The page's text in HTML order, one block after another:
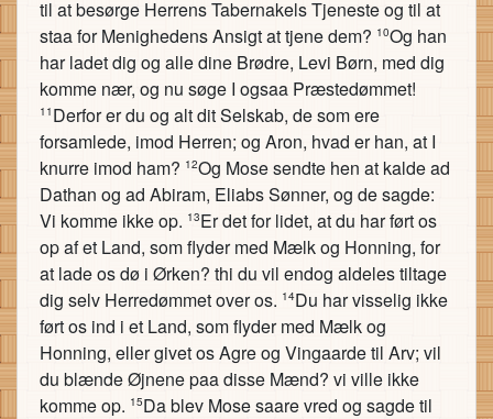
til at besørge Herrens Tabernakels Tjeneste og til at
staa for Menighedens Ansigt at tjene dem? 10Og han
har ladet dig og alle dine Brødre, Levi Børn, med dig
komme nær, og nu søge I ogsaa Præstedømmet!
11 Derfor er du og alt dit Selskab, de som ere
forsamlede, imod Herren; og Aron, hvad er han, at I
knurre imod ham? 12Og Mose sendte hen at kalde ad
Dathan og ad Abiram, Eliabs Sønner, og de sagde:
Vi komme ikke op. 13Er det for lidet, at du har ført os
op af et Land, som flyder med Mælk og Honning, for
at lade os dø i Ørken? thi du vil endog aldeles tiltage
dig selv Herredømmet over os. 14Du har visselig ikke
ført os ind i et Land, som flyder med Mælk og
Honning, eller givet os Agre og Vingaarde til Arv; vil
du blænde Øjnene paa disse Mænd? vi ville ikke
komme op. 15Da blev Mose saare vred og sagde til